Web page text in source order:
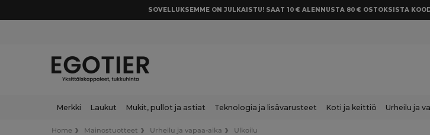
SOVELLUKSEMME ON JULKAISTU! SAAT 10 € ALENNUSTA 80 € OSTOKSISTA
Merkki Laukut Mukit, pullot ja astiat Teknologia ja lisävarusteet Koti ja keittiö Urheilu ja
Home Mainostuotteet Urheilu ja vapaa-aika Ulkoilu